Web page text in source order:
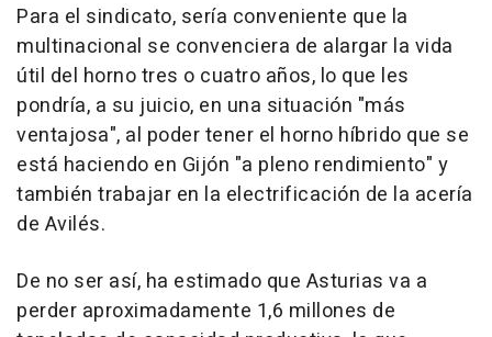
Para el sindicato, sería conveniente que la
multinacional se convenciera de alargar la vida
útil del horno tres o cuatro años, lo que les
pondría, a su juicio, en una situación "más
ventajosa", al poder tener el horno híbrido que se
está haciendo en Gijón "a pleno rendimiento" y
también trabajar en la electrificación de la acería
de Avilés.
De no ser así, ha estimado que Asturias va a
perder aproximadamente 1,6 millones de